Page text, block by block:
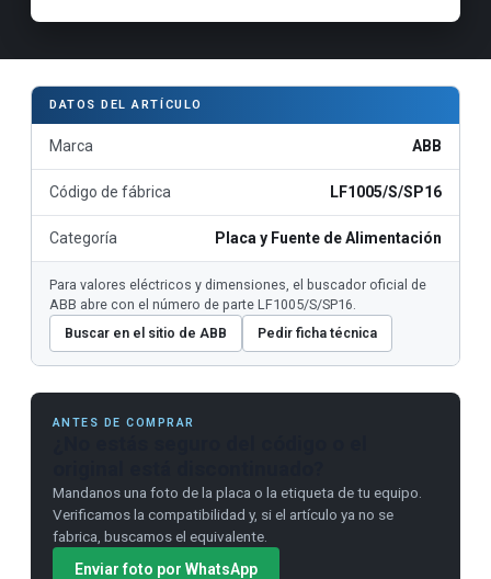
DATOS DEL ARTÍCULO
Marca ABB
Código de fábrica LF1005/S/SP16
Categoría Placa y Fuente de Alimentación
Para valores eléctricos y dimensiones, el buscador oficial de
ABB abre con el número de parte LF1005/S/SP16.
Buscar en el sitio de ABB
Pedir ficha técnica
ANTES DE COMPRAR
Mandanos una foto de la placa o la etiqueta de tu equipo.
Verificamos la compatibilidad y, si el artículo ya no se
fabrica, buscamos el equivalente.
Enviar foto por WhatsApp